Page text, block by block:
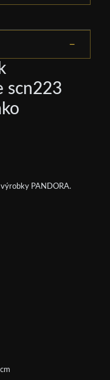
scn223
PANDORA.